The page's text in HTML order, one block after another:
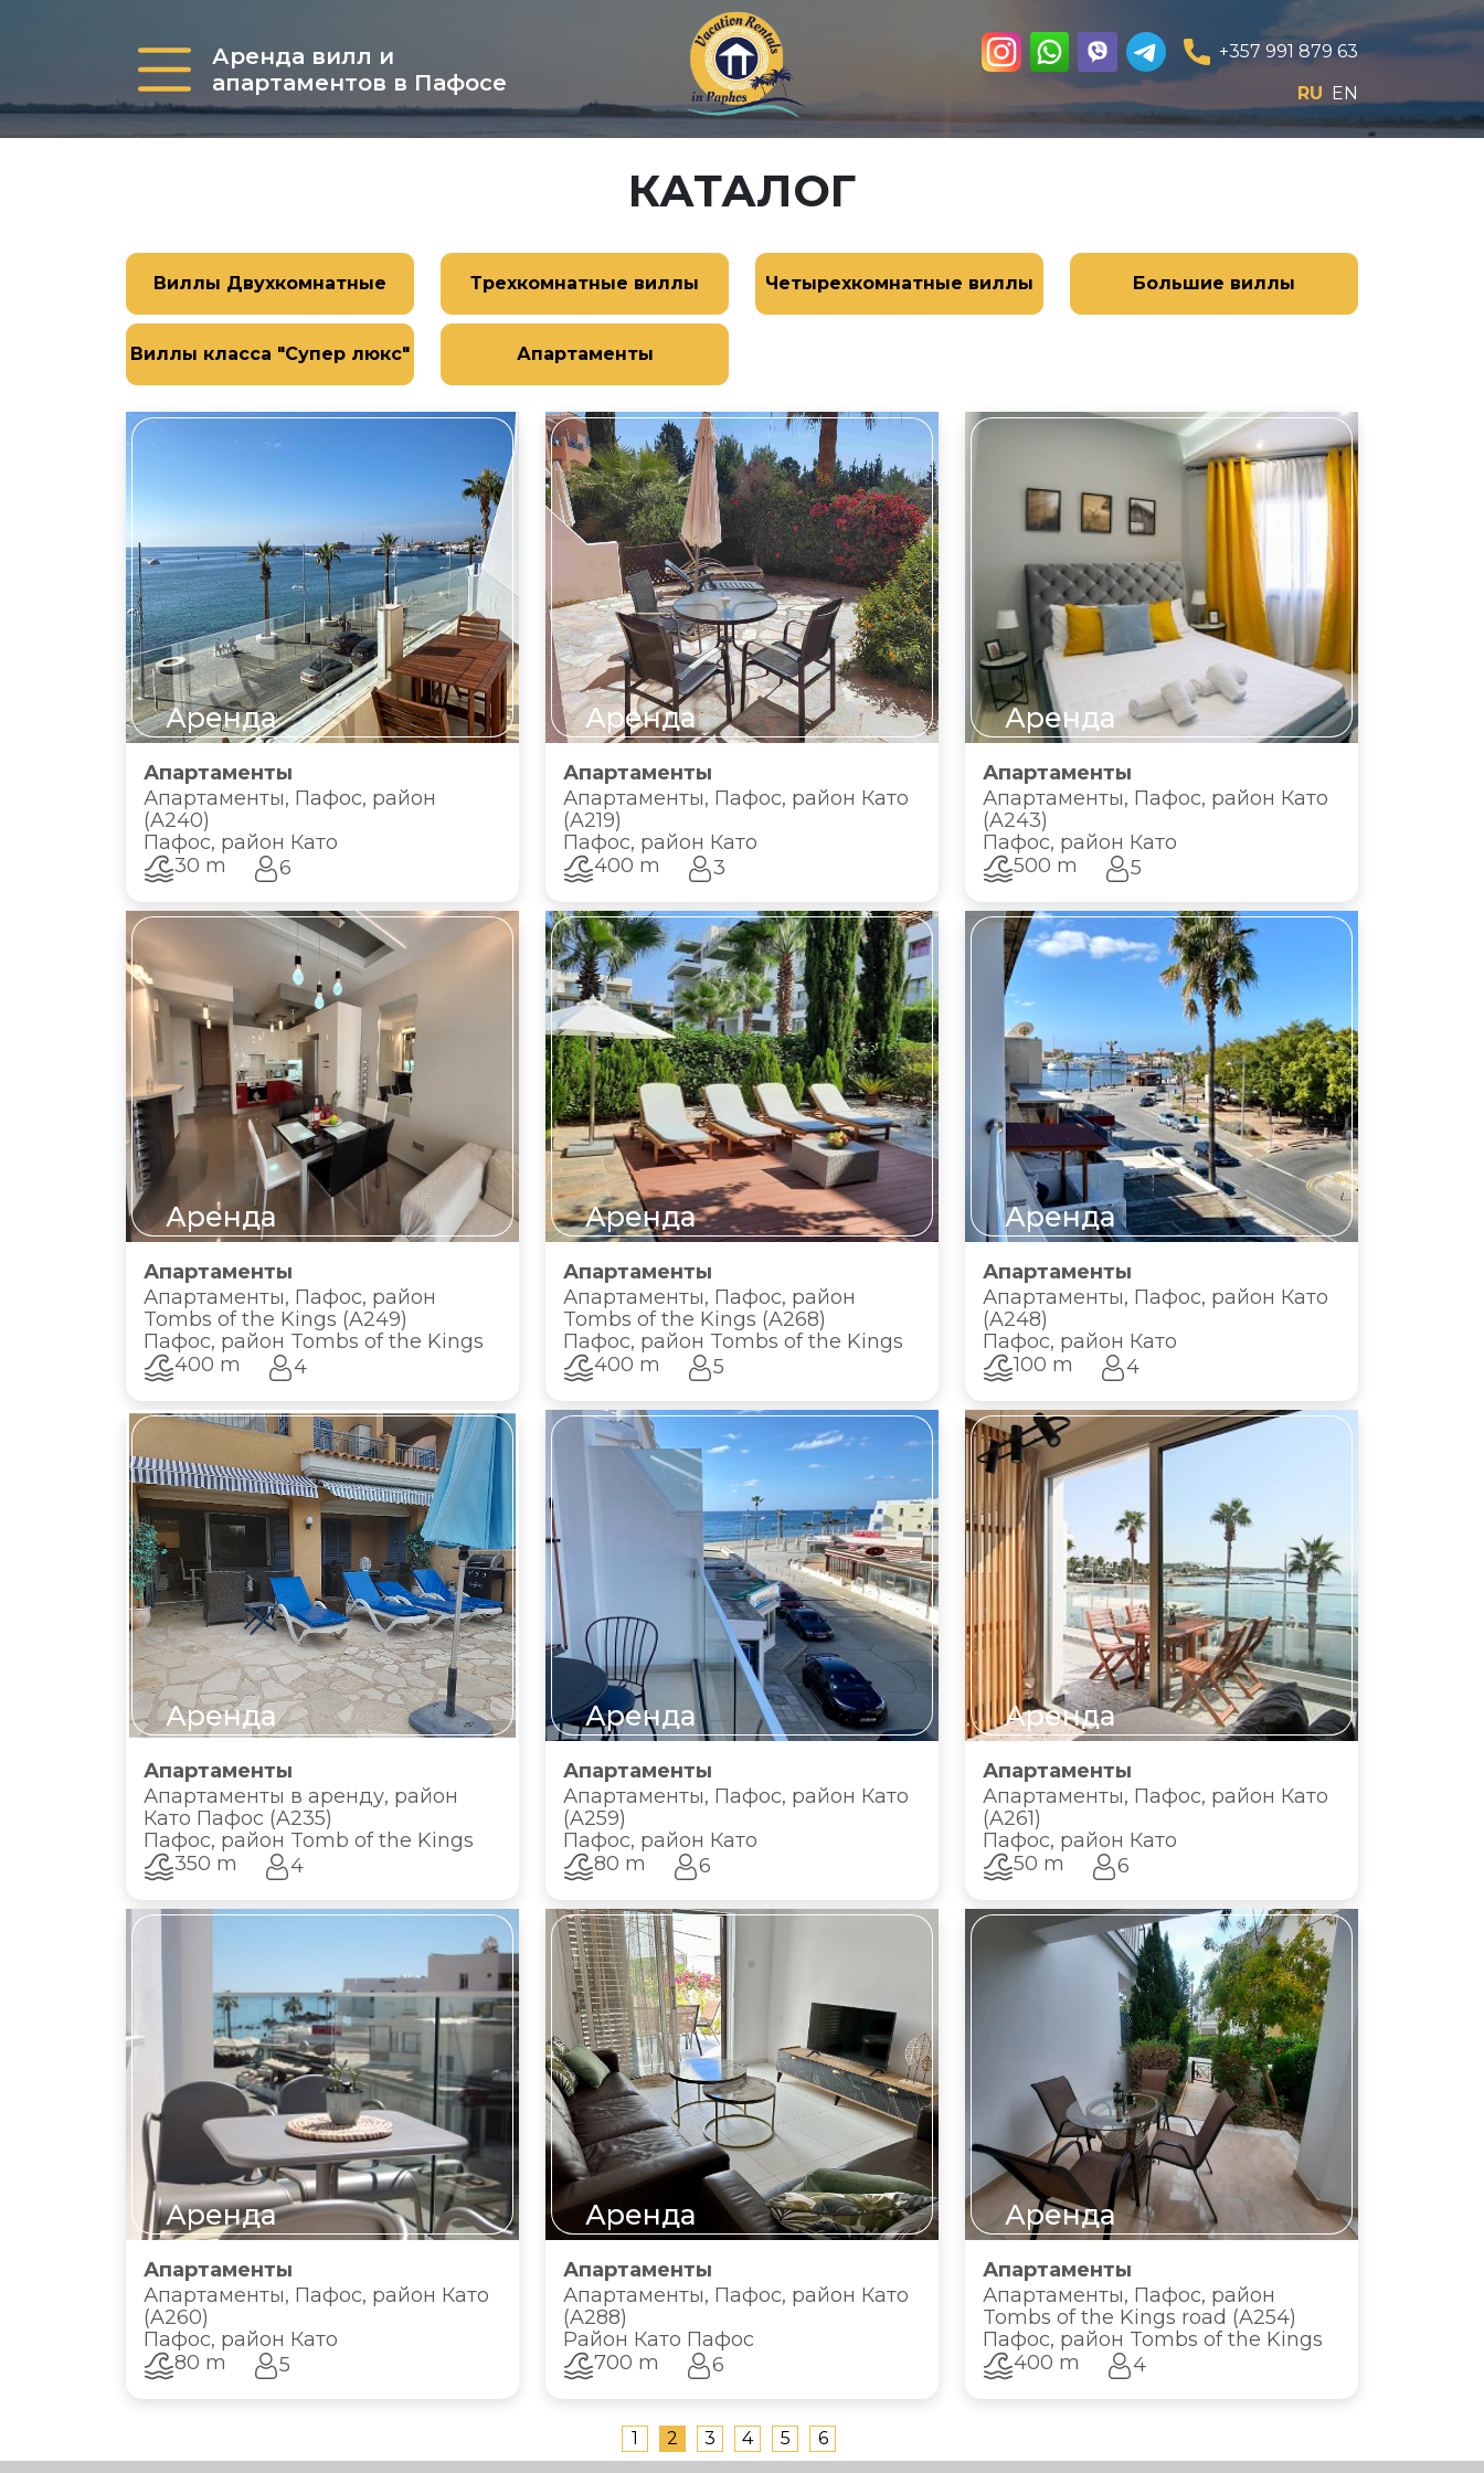
Аренда вилл и
апартаментов в Пафосе
+357 991 879 63
RU EN
КАТАЛОГ
Виллы Двухкомнатные Трехкомнатные виллы Четырехкомнатные виллы Большие виллы
Виллы класса "Супер люкс" Апартаменты
Аренда
Апартаменты
Апартаменты, Пафос, район
(A240)
Пафос, район Като
30 m
6
Аренда
Апартаменты
Апартаменты, Пафос, район Като
(A219)
Пафос, район Като
400 m
3
Аренда
Апартаменты
Апартаменты, Пафос, район Като
(A243)
Пафос, район Като
500 m
5
Аренда
Апартаменты
Апартаменты, Пафос, район
Tombs of the Kings (A249)
Пафос, район Tombs of the Kings
400 m
4
Аренда
Апартаменты
Апартаменты, Пафос, район
Tombs of the Kings (A268)
Пафос, район Tombs of the Kings
400 m
5
Аренда
Апартаменты
Апартаменты, Пафос, район Като
(A248)
Пафос, район Като
100 m
4
Аренда
Апартаменты
Апартаменты в аренду, район
Като Пафос (A235)
Пафос, район Tomb of the Kings
350 m
4
Аренда
Апартаменты
Апартаменты, Пафос, район Като
(A259)
Пафос, район Като
80 m
6
Аренда
Апартаменты
Апартаменты, Пафос, район Като
(A261)
Пафос, район Като
50 m
6
Аренда
Апартаменты
Апартаменты, Пафос, район Като
(A260)
Пафос, район Като
80 m
5
Аренда
Апартаменты
Апартаменты, Пафос, район Като
(A288)
Район Като Пафос
700 m
6
Аренда
Апартаменты
Апартаменты, Пафос, район
Tombs of the Kings road (A254)
Пафос, район Tombs of the Kings
400 m
4
1 2 3 4 5 6